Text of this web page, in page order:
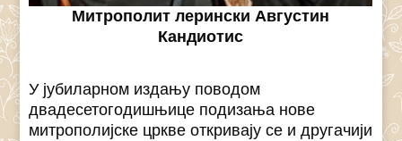
Mитрополит лерински Августин
Кандиотис
У јубиларном издању поводом
двадесетогодишњице подизања нове
митрополијске цркве откривају се и другачији